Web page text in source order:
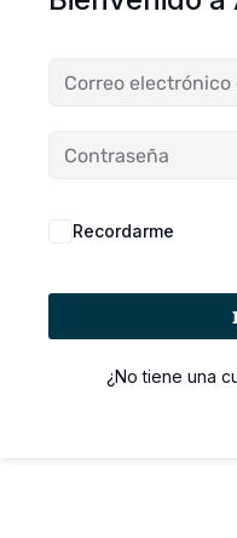
Recordarme
¿No tiene una